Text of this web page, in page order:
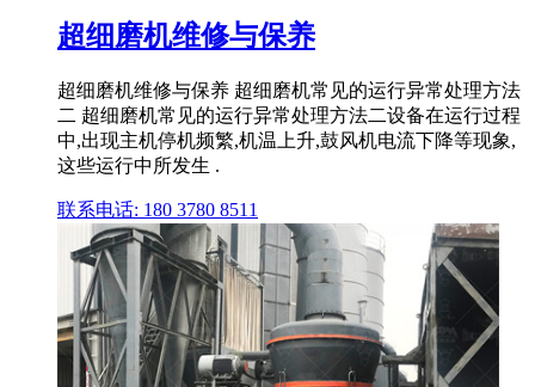
超细磨机维修与保养
超细磨机维修与保养 超细磨机常见的运行异常处理方法
二 超细磨机常见的运行异常处理方法二设备在运行过程
中,出现主机停机频繁,机温上升,鼓风机电流下降等现象,
这些运行中所发生 .
联系电话: 180 3780 8511